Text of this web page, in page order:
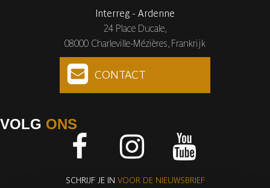
Interreg - Ardenne
24 Place Ducale,
08000 Charleville-Mézières, Frankrijk
CONTACT
VOLG ONS
SCHRIJF JE IN VOOR DE NIEUWSBRIEF